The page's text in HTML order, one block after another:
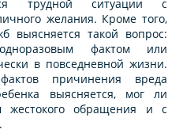
трудной ситуации с
желания. Кроме того,
выясняется такой вопрос:
фактом или
в повседневной жизни.
причинения вреда
выясняется, мог ли
жестокого обращения и с